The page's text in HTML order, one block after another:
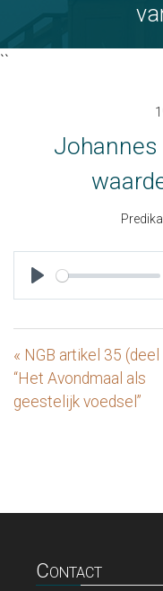
``
Johannes
Play
« NGB artikel 35 (deel
“Het Avondmaal als
geestelijk voedsel”
Contact